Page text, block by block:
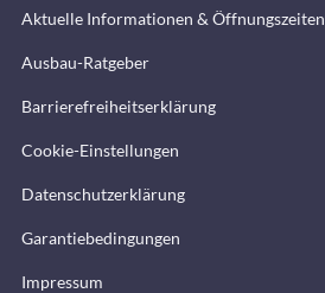
Aktuelle Informationen & Öffnungszeiten
Ausbau-Ratgeber
Barrierefreiheitserklärung
Cookie-Einstellungen
Datenschutzerklärung
Garantiebedingungen
Impressum